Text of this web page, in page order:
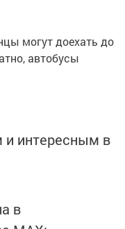
могут доехать до
автобусы
интересным в
в